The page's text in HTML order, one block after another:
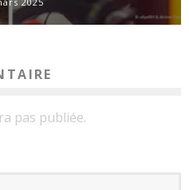
pas publiée.